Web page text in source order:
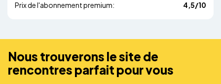
Prix de l'abonnement premium:
4,5/10
Nous trouverons le site de
rencontres parfait pour vous